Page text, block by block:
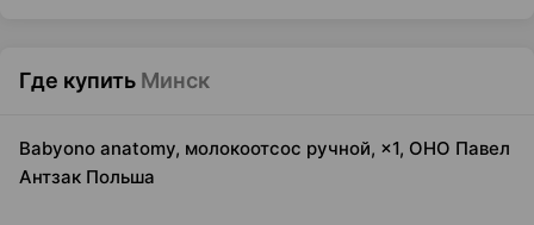
Где купить Минск
Babyono anatomy, молокоотсос ручной, ×1, ОНО Павел
Антзак Польша